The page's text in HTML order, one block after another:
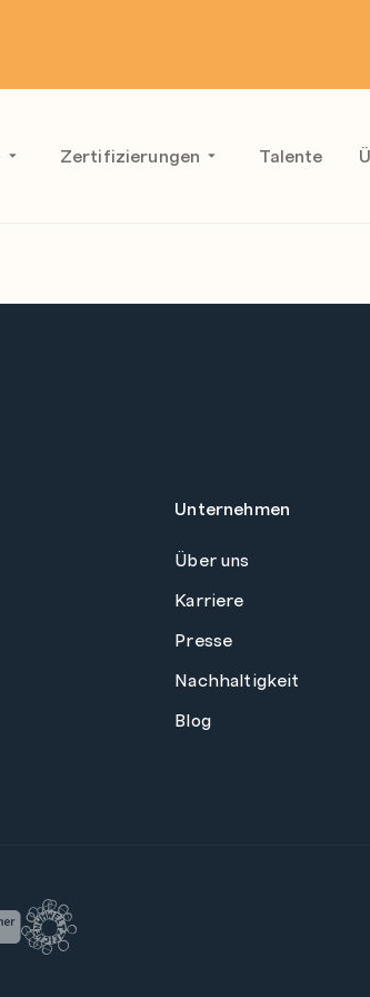
Zertifizierungen Talente
Unternehmen
Über uns
Karriere
Presse
Nachhaltigkeit
Blog